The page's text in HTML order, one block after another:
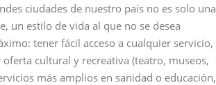
ciudades de nuestro país no es solo una
un estilo de vida al que no se desea
tener fácil acceso a cualquier servicio,
cultural y recreativa (teatro, museos,
más amplios en sanidad o educación,